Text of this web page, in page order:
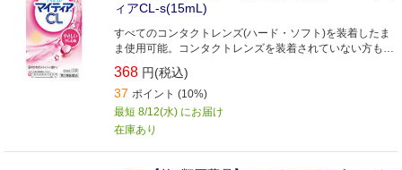
ィアCL-s(15mL)
すべてのコンタクトレンズ(ハード・ソフト)を装着したま
ま使用可能。コンタクトレンズを装着されていない方も。
最も強いクール感。目のかわき・疲れに
368 円(税込)
37 ポイント (10%)
最短 8/12(水) にお届け
在庫あり